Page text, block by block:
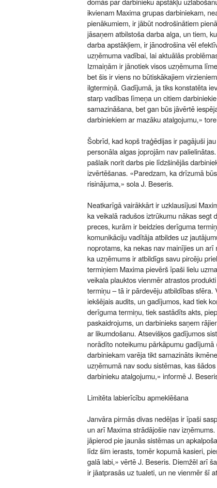
ikvienam Maxima grupas darbiniekam,
pienākumiem, ir jābūt nodrošinātiem
jāsaņem atbilstoša darba alga, un tiem,
darba apstākļiem, ir jānodrošina vēl
uzņēmuma vadībai, lai aktuālās
Izmaiņām ir jānotiek visos uzņēmuma
bet šis ir viens no būtiskākajiem
ilgtermiņā. Gadījumā, ja tiks konstatēta
starp vadības līmeņa un citiem
samazināšana, bet gan būs jāvērtē
darbiniekiem ar mazāku atalgojumu,»
Šobrīd, kad kopš traģēdijas ir pagājuši
personāla algas joprojām nav
pašlaik norit darbs pie līdzšinējās
izvērtēšanas. «Paredzam, ka drīzumā
risinājuma,» sola J. Beseris.
Neatkarīgā vairākkārt ir uzklausījusi
ka veikalā radušos iztrūkumu nākas segt
preces, kurām ir beidzies derīguma
komunikāciju vadītāja atbildes uz
noprotams, ka nekas nav mainījies un
ka uzņēmums ir atbildīgs savu pircēju
termiņiem Maxima pievērš īpaši lielu
veikala plauktos vienmēr atrastos
termiņu – tā ir pārdevēju atbildības sfēra.
iekšējais audits, un gadījumos, kad tiek
derīguma termiņu, tiek sastādīts akts,
paskaidrojums, un darbinieks saņem
ar likumdošanu. Atsevišķos gadījumos
norādīto noteikumu pārkāpumu
darbiniekam varēja tikt samazināts
uzņēmumā nav sodu sistēmas, kas
darbinieku atalgojumu,» informē J.
Limitēta labierīcību apmeklēšana
Janvāra pirmās divas nedēļas ir īpaši
un arī Maxima strādājošie nav
jāpierod pie jaunās sistēmas un
līdz šim ierasts, tomēr kopumā kasieri,
galā labi,» vērtē J. Beseris. Diemžēl arī
ir jāatprasās uz tualeti, un ne vienmēr šī